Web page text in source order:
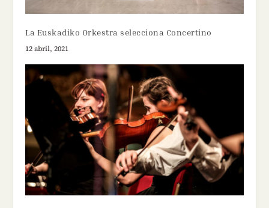
La Euskadiko Orkestra selecciona Concertino
12 abril, 2021